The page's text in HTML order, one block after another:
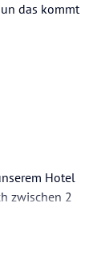
das kommt
Hotel
zwischen 2
Grüßen.